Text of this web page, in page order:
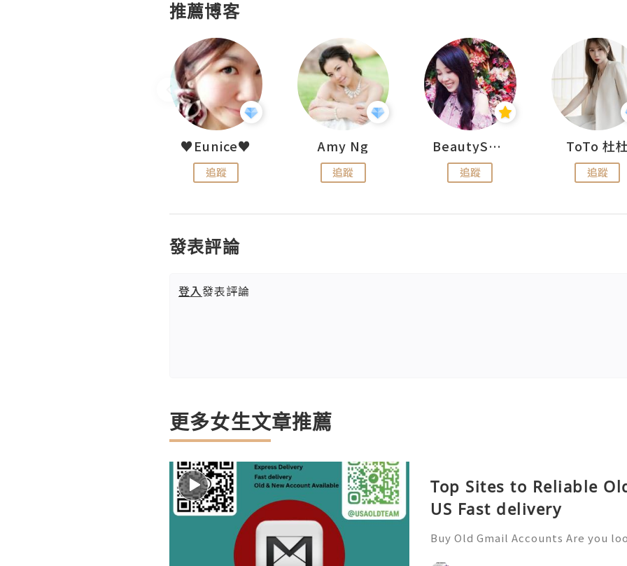
推薦博客
♥Eunice♥
追蹤
Amy Ng
追蹤
BeautySearch
追蹤
ToTo 杜
追蹤
發表評論
登入發表評論
更多女生文章推薦
Top Sites to Reliable
US Fast delivery
Buy Old Gmail Accounts Are you